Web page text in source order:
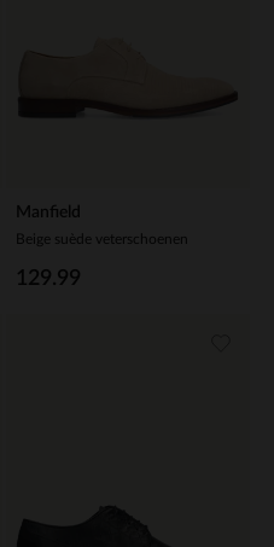
Manfield
Beige suède veterschoenen
129.99